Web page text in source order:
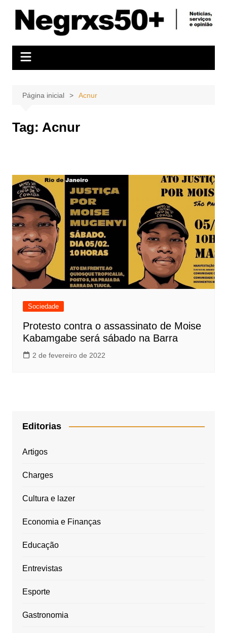
conteúdo
Página inicial Acnur
Tag: Acnur
Sociedade
Protesto contra o assassinato de Moise
Kabamgabe será sábado na Barra
2 de fevereiro de 2022
Editorias
Artigos
Charges
Cultura e lazer
Economia e Finanças
Educação
Entrevistas
Esporte
Gastronomia